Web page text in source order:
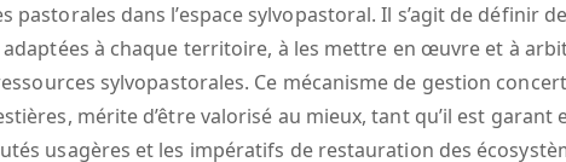
dans l’espace sylvopastoral. Il s’agit de définir
à chaque territoire, à les mettre en œuvre et à
sylvopastorales. Ce mécanisme de gestion
mérite d’être valorisé au mieux, tant qu’il est
usagères et les impératifs de restauration des